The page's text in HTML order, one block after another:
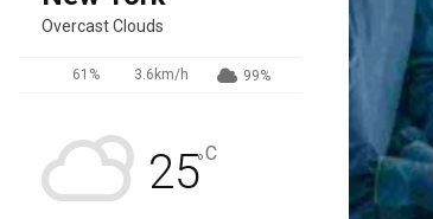
Overcast Clouds
61% 3.6km/h 99%
25°C